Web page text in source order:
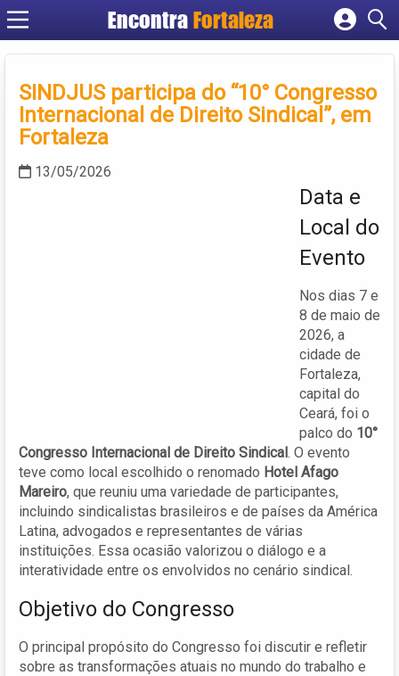
EncontraFortaleza
Cadastrar empresa
Criar conta
SINDJUS participa do “10° Congresso
Internacional de Direito Sindical”, em
Fortaleza
13/05/2026
Data e
Local do
Evento
Nos dias 7 e
8 de maio de
2026, a
cidade de
Fortaleza,
capital do
Ceará, foi o
palco do 10°
Congresso Internacional de Direito Sindical. O evento
teve como local escolhido o renomado Hotel Afago
Mareiro, que reuniu uma variedade de participantes,
incluindo sindicalistas brasileiros e de países da América
Latina, advogados e representantes de várias
instituições. Essa ocasião valorizou o diálogo e a
interatividade entre os envolvidos no cenário sindical.
Objetivo do Congresso
O principal propósito do Congresso foi discutir e refletir
sobre as transformações atuais no mundo do trabalho e